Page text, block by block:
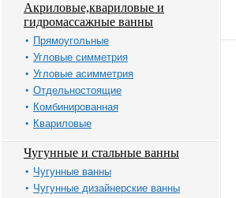
Акриловые,квариловые и
гидромассажные ванны
Прямоугольные
Угловые симметрия
Угловые асимметрия
Отдельностоящие
Комбинированная
Квариловые
Чугунные и стальные ванны
Чугунные ванны
Чугунные дизайнерские ванны